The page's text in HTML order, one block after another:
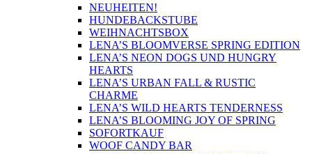
NEUHEITEN!
HUNDEBACKSTUBE
WEIHNACHTSBOX
LENA’S BLOOMVERSE SPRING EDITION
LENA’S NEON DOGS UND HUNGRY
HEARTS
LENA’S URBAN FALL & RUSTIC
CHARME
LENA’S WILD HEARTS TENDERNESS
LENA’S BLOOMING JOY OF SPRING
SOFORTKAUF
WOOF CANDY BAR